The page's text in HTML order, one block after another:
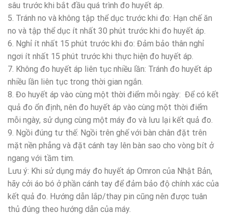
sâu trước khi bắt đầu quá trình đo huyết áp.
5. Tránh no và không tập thể dục trước khi đo: Hạn chế ăn
no và tập thể dục ít nhất 30 phút trước khi đo huyết áp.
6. Nghỉ ít nhất 15 phút trước khi đo: Đảm bảo thân nghỉ
ngơi ít nhất 15 phút trước khi thực hiện đo huyết áp.
7. Không đo huyết áp liên tục nhiều lần: Tránh đo huyết áp
nhiều lần liên tục trong thời gian ngắn.
8. Đo huyết áp vào cùng một thời điểm mỗi ngày: Để có kết
quả đo ổn định, nên đo huyết áp vào cùng một thời điểm
mỗi ngày, sử dụng cùng một máy đo và lưu lại kết quả đo.
9. Ngồi đúng tư thế: Ngồi trên ghế với bàn chân đặt trên
mặt nền phẳng và đặt cánh tay lên bàn sao cho vòng bít ở
ngang với tầm tim.
Lưu ý: Khi sử dụng máy đo huyết áp Omron của Nhật Bản,
hãy cởi áo bó ở phần cánh tay để đảm bảo độ chính xác của
kết quả đo. Hướng dẫn lắp/thay pin cũng nên được tuân
thủ đúng theo hướng dẫn của máy.